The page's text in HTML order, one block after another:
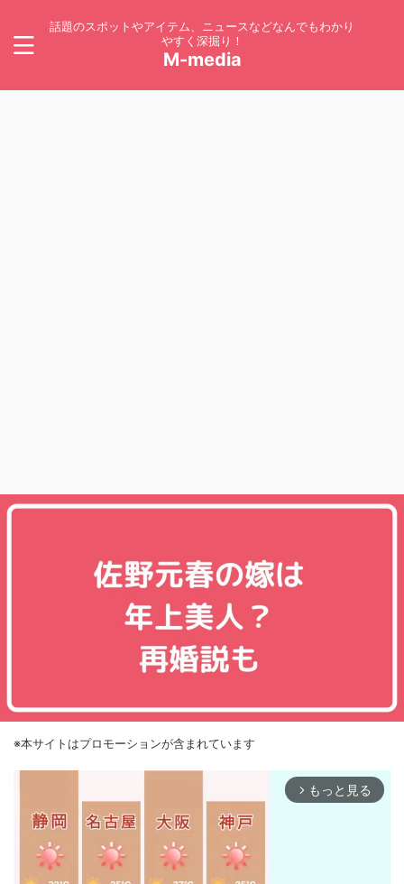
話題のスポットやアイテム、ニュースなどなんでもわかり
やすく深掘り！
M-media
※本サイトはプロモーションが含まれています
arrow_forward_ios もっと見る